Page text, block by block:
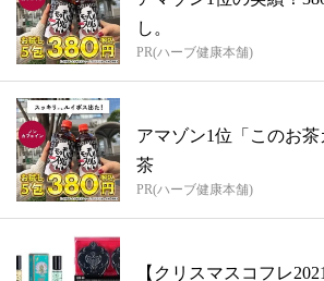
し。
PR(ハーブ健康本舗)
アマゾン1位「このお
茶
PR(ハーブ健康本舗)
【クリスマスコフレ